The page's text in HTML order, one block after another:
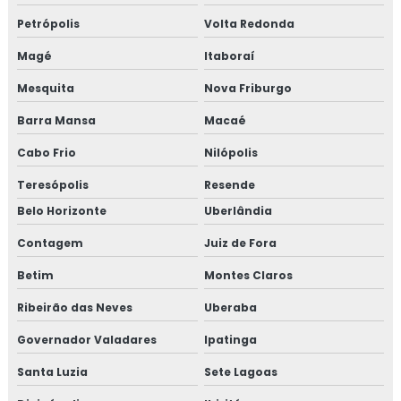
Petrópolis Volta Redonda
Magé Itaboraí
Mesquita Nova Friburgo
Barra Mansa Macaé
Cabo Frio Nilópolis
Teresópolis
Resende
Belo Horizonte
Uberlândia
Contagem Juiz de Fora
Betim Montes Claros
Ribeirão das Neves Uberaba
Governador Valadares Ipatinga
Santa Luzia Sete Lagoas